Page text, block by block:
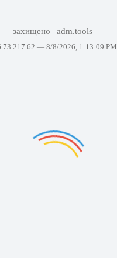
захищено adm.tools
— 8/8/2026, 1:13:09 PM